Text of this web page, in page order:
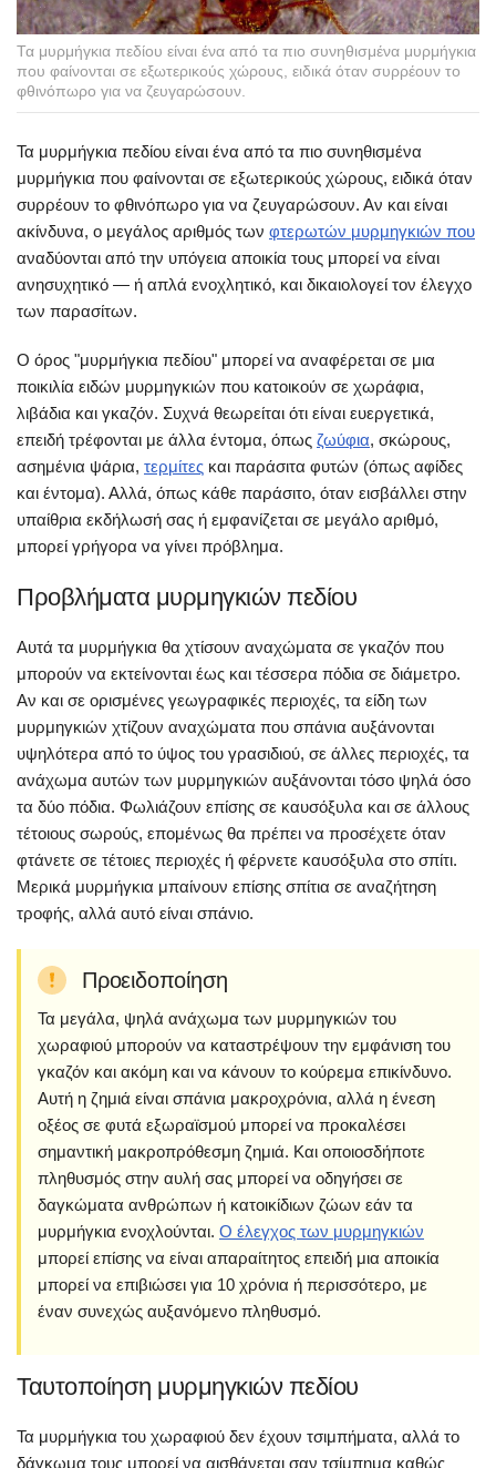
Τα μυρμήγκια πεδίου είναι ένα από τα πιο συνηθισμένα μυρμήγκια
που φαίνονται σε εξωτερικούς χώρους, ειδικά όταν συρρέουν το
φθινόπωρο για να ζευγαρώσουν.
Τα μυρμήγκια πεδίου είναι ένα από τα πιο συνηθισμένα
μυρμήγκια που φαίνονται σε εξωτερικούς χώρους, ειδικά όταν
συρρέουν το φθινόπωρο για να ζευγαρώσουν. Αν και είναι
ακίνδυνα, ο μεγάλος αριθμός των φτερωτών μυρμηγκιών που
αναδύονται από την υπόγεια αποικία τους μπορεί να είναι
ανησυχητικό ― ή απλά ενοχλητικό, και δικαιολογεί τον έλεγχο
των παρασίτων.
Ο όρος "μυρμήγκια πεδίου" μπορεί να αναφέρεται σε μια
ποικιλία ειδών μυρμηγκιών που κατοικούν σε χωράφια,
λιβάδια και γκαζόν. Συχνά θεωρείται ότι είναι ευεργετικά,
επειδή τρέφονται με άλλα έντομα, όπως ζωύφια, σκώρους,
ασημένια ψάρια, τερμίτες και παράσιτα φυτών (όπως αφίδες
και έντομα). Αλλά, όπως κάθε παράσιτο, όταν εισβάλλει στην
υπαίθρια εκδήλωσή σας ή εμφανίζεται σε μεγάλο αριθμό,
μπορεί γρήγορα να γίνει πρόβλημα.
Προβλήματα μυρμηγκιών πεδίου
Αυτά τα μυρμήγκια θα χτίσουν αναχώματα σε γκαζόν που
μπορούν να εκτείνονται έως και τέσσερα πόδια σε διάμετρο.
Αν και σε ορισμένες γεωγραφικές περιοχές, τα είδη των
μυρμηγκιών χτίζουν αναχώματα που σπάνια αυξάνονται
υψηλότερα από το ύψος του γρασιδιού, σε άλλες περιοχές, τα
ανάχωμα αυτών των μυρμηγκιών αυξάνονται τόσο ψηλά όσο
τα δύο πόδια. Φωλιάζουν επίσης σε καυσόξυλα και σε άλλους
τέτοιους σωρούς, επομένως θα πρέπει να προσέχετε όταν
φτάνετε σε τέτοιες περιοχές ή φέρνετε καυσόξυλα στο σπίτι.
Μερικά μυρμήγκια μπαίνουν επίσης σπίτια σε αναζήτηση
τροφής, αλλά αυτό είναι σπάνιο.
Προειδοποίηση
Τα μεγάλα, ψηλά ανάχωμα των μυρμηγκιών του
χωραφιού μπορούν να καταστρέψουν την εμφάνιση του
γκαζόν και ακόμη και να κάνουν το κούρεμα επικίνδυνο.
Αυτή η ζημιά είναι σπάνια μακροχρόνια, αλλά η ένεση
οξέος σε φυτά εξωραϊσμού μπορεί να προκαλέσει
σημαντική μακροπρόθεσμη ζημιά. Και οποιοσδήποτε
πληθυσμός στην αυλή σας μπορεί να οδηγήσει σε
δαγκώματα ανθρώπων ή κατοικίδιων ζώων εάν τα
μυρμήγκια ενοχλούνται. Ο έλεγχος των μυρμηγκιών
μπορεί επίσης να είναι απαραίτητος επειδή μια αποικία
μπορεί να επιβιώσει για 10 χρόνια ή περισσότερο, με
έναν συνεχώς αυξανόμενο πληθυσμό.
Ταυτοποίηση μυρμηγκιών πεδίου
Τα μυρμήγκια του χωραφιού δεν έχουν τσιμπήματα, αλλά το
δάγκωμα τους μπορεί να αισθάνεται σαν τσίμπημα καθώς